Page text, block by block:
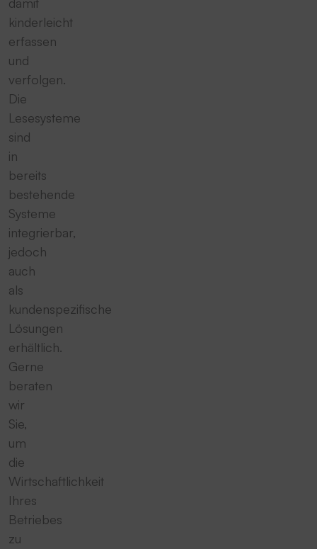
kinderleicht
erfassen
und
verfolgen.
Die
Lesesysteme
sind
in
bereits
bestehende
Systeme
integrierbar,
jedoch
auch
als
kundenspezifische
Lösungen
erhältlich.
Gerne
beraten
wir
Sie,
um
die
Wirtschaftlichkeit
Ihres
Betriebes
zu